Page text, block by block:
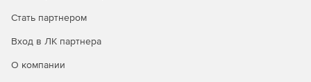
Стать партнером
Вход в ЛК партнера
О компании